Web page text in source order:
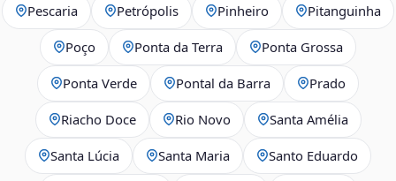
Pescaria Petrópolis Pinheiro Pitanguinha
Poço Ponta da Terra Ponta Grossa
Ponta Verde Pontal da Barra Prado
Riacho Doce Rio Novo Santa Amélia
Santa Lúcia Santa Maria Santo Eduardo